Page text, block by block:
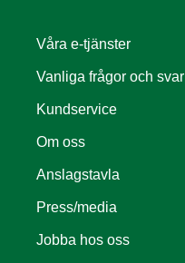
Våra e-tjänster
Vanliga frågor och svar
Kundservice
Om oss
Anslagstavla
Press/media
Jobba hos oss